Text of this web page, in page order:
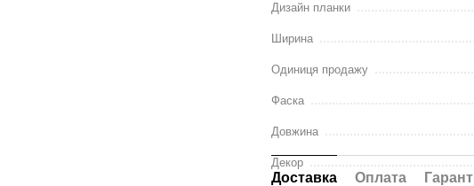
Дизайн планки
Ширина
Одиниця продажу
Фаска
Довжина
Декор
Доставка Оплата